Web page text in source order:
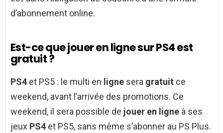
d’abonnement online.
Est-ce que jouer en ligne sur PS4 est
gratuit ?
PS4 et PS5 : le multi en ligne sera gratuit ce
weekend, avant l’arrivée des promotions. Ce
weekend, il sera possible de jouer en ligne à ses
jeux PS4 et PS5, sans même s’abonner au PS Plus.